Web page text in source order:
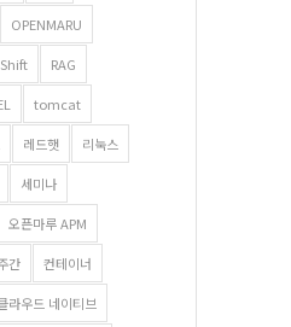
OPENMARU
RAG
tomcat
레드햇 리눅스
세미나
오픈마루 APM
간 컨테이너
라우드 네이티브